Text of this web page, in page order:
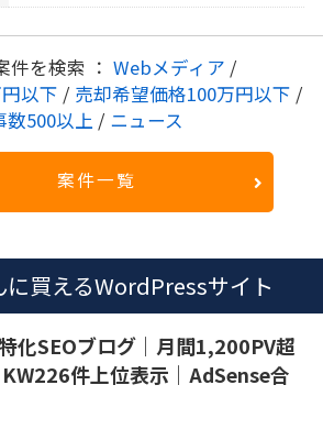
件を検索 ： Webメディア /
以下 / 売却希望価格100万円以下 /
数500以上 / ニュース
案件一覧
に買えるWordPressサイト
化SEOブログ｜月間1,200PV超
件上位表示｜AdSense合